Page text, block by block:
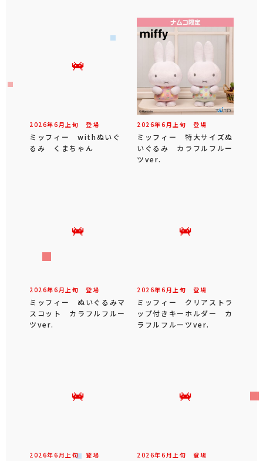
2026年6 月 上旬 登場
ミッフィー withぬいぐ
るみ くまちゃん
2026年6 月 上旬 登場
ミッフィー 特大サイズぬ
いぐるみ カラフルフルー
ツver.
2026年6 月 上旬 登場
ミッフィー ぬいぐるみマ
スコット カラフルフルー
ツver.
2026年6 月 上旬 登場
ミッフィー クリアストラ
ップ付きキーホルダー カ
ラフルフルーツver.
2026年6 月 上旬登場 2026年6 月 上旬 登場